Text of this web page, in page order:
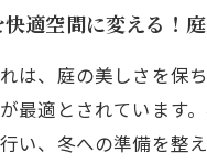
快適空間に変える！
は、庭の美しさを保
最適とされています
い、冬への準備を整